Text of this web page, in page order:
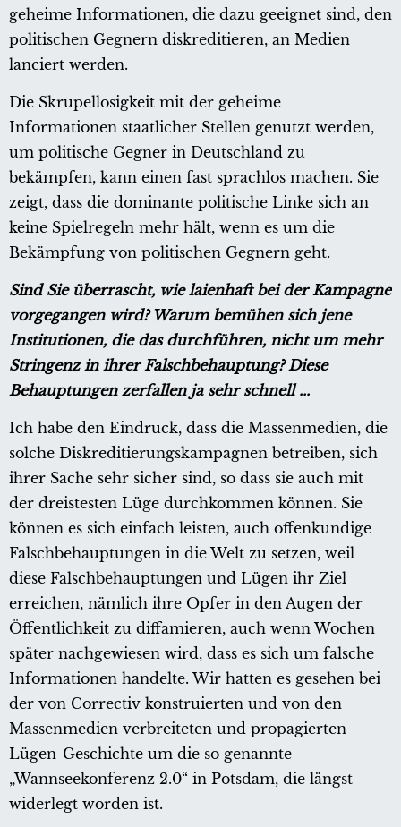
geheime Informationen, die dazu geeignet sind, den
politischen Gegnern diskreditieren, an Medien
lanciert werden.
Die Skrupellosigkeit mit der geheime
Informationen staatlicher Stellen genutzt werden,
um politische Gegner in Deutschland zu
bekämpfen, kann einen fast sprachlos machen. Sie
zeigt, dass die dominante politische Linke sich an
keine Spielregeln mehr hält, wenn es um die
Bekämpfung von politischen Gegnern geht.
Sind Sie überrascht, wie laienhaft bei der Kampagne
vorgegangen wird? Warum bemühen sich jene
Institutionen, die das durchführen, nicht um mehr
Stringenz in ihrer Falschbehauptung? Diese
Behauptungen zerfallen ja sehr schnell ...
Ich habe den Eindruck, dass die Massenmedien, die
solche Diskreditierungskampagnen betreiben, sich
ihrer Sache sehr sicher sind, so dass sie auch mit
der dreistesten Lüge durchkommen können. Sie
können es sich einfach leisten, auch offenkundige
Falschbehauptungen in die Welt zu setzen, weil
diese Falschbehauptungen und Lügen ihr Ziel
erreichen, nämlich ihre Opfer in den Augen der
Öffentlichkeit zu diffamieren, auch wenn Wochen
später nachgewiesen wird, dass es sich um falsche
Informationen handelte. Wir hatten es gesehen bei
der von Correctiv konstruierten und von den
Massenmedien verbreiteten und propagierten
Lügen-Geschichte um die so genannte
„Wannseekonferenz 2.0“ in Potsdam, die längst
widerlegt worden ist.